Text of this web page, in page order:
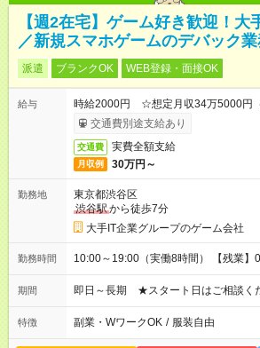
【週2在宅】ゲーム好き歓迎！大
／新規スマホゲームのデバック
派遣 ブランクOK WEB登録・面接OK
給与
時給2000円 ☆想定月収34万5000円（
交通費別途支給あり
交通費 実費全額支給
月収例 30万円～
勤務地
東京都渋谷区
渋谷駅から徒歩7分
大手IT企業グループのゲーム会社
勤務時間 10:00～19:00（実働8時間） 【残業】
期間 即日～長期 ★スタート日はご相談く
特徴 副業・WワークOK / 服装自由